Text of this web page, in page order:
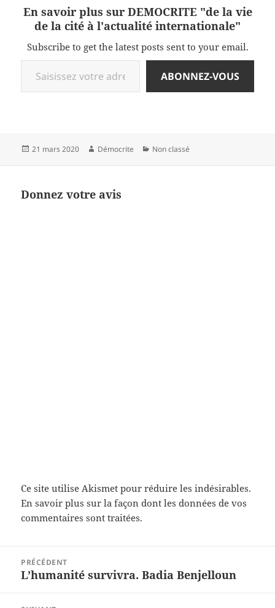
En savoir plus sur DEMOCRITE "de la vie
de la cité à l'actualité internationale"
Subscribe to get the latest posts sent to your email.
Saisissez votre adresse e-mail…
ABONNEZ-VOUS
Publié
21 mars 2020 Auteur
Démocrite Catégories
Non classé
Donnez votre avis
Ce site utilise Akismet pour réduire les indésirables.
En savoir plus sur la façon dont les données de vos
commentaires sont traitées.
l’article
PRÉCÉDENT
Article
L’humanité survivra. Badia Benjelloun